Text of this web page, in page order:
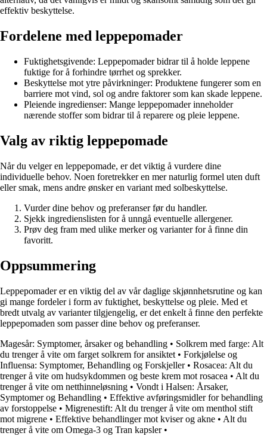
effektiv beskyttelse.
Fordelene med leppepomader
Fuktighetsgivende: Leppepomader bidrar til å holde leppene
fuktige for å forhindre tørrhet og sprekker.
Beskyttelse mot ytre påvirkninger: Produktene fungerer som en
barriere mot vind, sol og andre faktorer som kan skade leppene.
Pleiende ingredienser: Mange leppepomader inneholder
nærende stoffer som bidrar til å reparere og pleie leppene.
Valg av riktig leppepomade
Når du velger en leppepomade, er det viktig å vurdere dine
individuelle behov. Noen foretrekker en mer naturlig formel uten duft
eller smak, mens andre ønsker en variant med solbeskyttelse.
Vurder dine behov og preferanser før du handler.
Sjekk ingredienslisten for å unngå eventuelle allergener.
Prøv deg fram med ulike merker og varianter for å finne din
favoritt.
Oppsummering
Leppepomader er en viktig del av vår daglige skjønnhetsrutine og kan
gi mange fordeler i form av fuktighet, beskyttelse og pleie. Med et
bredt utvalg av varianter tilgjengelig, er det enkelt å finne den perfekte
leppepomaden som passer dine behov og preferanser.
Magesår: Symptomer, årsaker og behandling • Solkrem med farge: Alt
du trenger å vite om farget solkrem for ansiktet • Forkjølelse og
Influensa: Symptomer, Behandling og Forskjeller• Rosacea: Alt du
trenger å vite om hudsykdommen og beste krem mot rosacea • Alt du
trenger å vite om netthinneløsning • Vondt i Halsen: Årsaker,
Symptomer og Behandling • Effektive avføringsmidler for behandling
av forstoppelse • Migrenestift: Alt du trenger å vite om menthol stift
mot migrene • Effektive behandlinger mot kviser og akne • Alt du
trenger å vite om Omega-3 og Tran kapsler•